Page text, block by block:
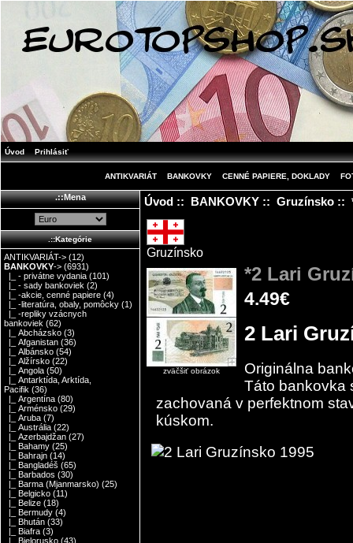
Úvod Prihlásiť
ANTIKVARIÁT BANKOVKY CENNÉ PAPIERE, DOKLADY
.::Mena
.::Kategórie
ANTIKVARIÁT-> (12)
BANKOVKY-> (6931)
|_ - privátne vydania (101)
|_ - sady bankoviek (2)
|_ -akcie, cenné papiere (4)
|_ -literatúra, obaly, pomôcky (1)
|_ -repliky vzácnych
bankoviek (62)
|_ Abcházsko (3)
|_ Afganistan (36)
|_ Albánsko (54)
|_ Alžírsko (22)
|_ Angola (50)
|_ Antarktída, Arktída,
Pacifik (36)
|_ Argentína (80)
|_ Arménsko (29)
|_ Aruba (7)
|_ Austrália (22)
|_ Azerbajdžan (27)
|_ Bahamy (25)
|_ Bahrajn (14)
|_ Bangladéš (65)
|_ Barbados (30)
|_ Barma (Mjanmarsko) (25)
|_ Belgicko (11)
|_ Belize (18)
|_ Bermudy (4)
|_ Bhután (33)
|_ Biafra (3)
|_ Bielorusko (43)
Úvod:: BANKOVKY:: Gruzínsko::
Gruzínsko
zväčšiť obrázok
*2 Lari
4.49€
2 Lari
Originálna
Táto bankovka
zachovaná v perfektnom
kúskom.